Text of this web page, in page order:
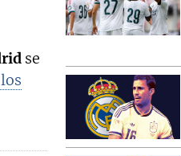
se
los